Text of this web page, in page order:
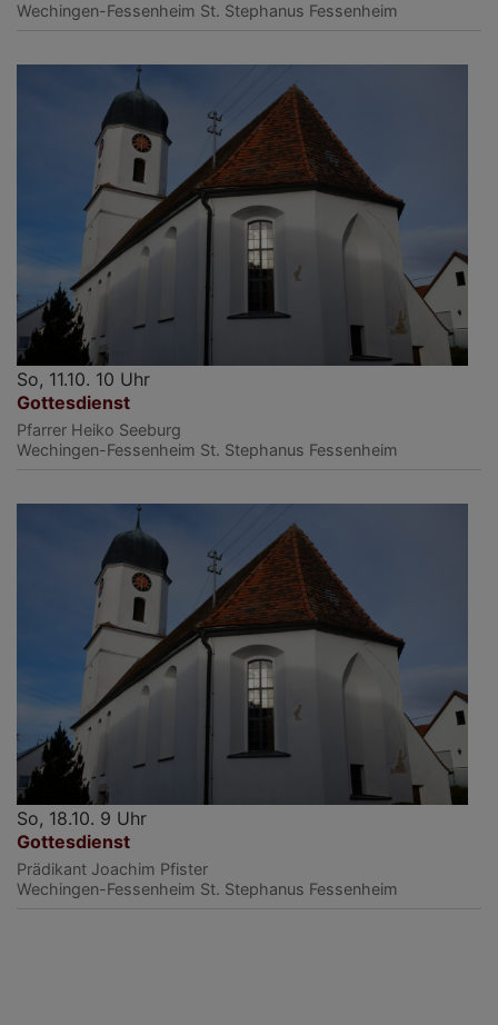
Wechingen-Fessenheim St. Stephanus Fessenheim
So, 11.10. 10 Uhr
Gottesdienst
Pfarrer Heiko Seeburg
Wechingen-Fessenheim St. Stephanus Fessenheim
So, 18.10. 9 Uhr
Gottesdienst
Prädikant Joachim Pfister
Wechingen-Fessenheim St. Stephanus Fessenheim